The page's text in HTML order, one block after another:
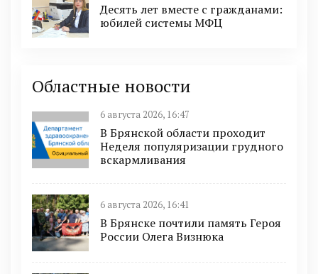
Десять лет вместе с гражданами:
юбилей системы МФЦ
Областные новости
6 августа 2026, 16:47
В Брянской области проходит
Неделя популяризации грудного
вскармливания
6 августа 2026, 16:41
В Брянске почтили память Героя
России Олега Визнюка